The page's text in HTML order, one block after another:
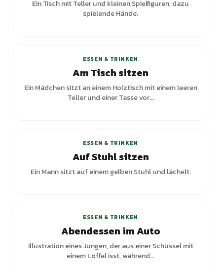
Ein Tisch mit Teller und kleinen Spielfiguren, dazu
spielende Hände.
ESSEN & TRINKEN
Am Tisch sitzen
Ein Mädchen sitzt an einem Holztisch mit einem leeren
Teller und einer Tasse vor...
ESSEN & TRINKEN
Auf Stuhl sitzen
Ein Mann sitzt auf einem gelben Stuhl und lächelt.
ESSEN & TRINKEN
Abendessen im Auto
Illustration eines Jungen, der aus einer Schüssel mit
einem Löffel isst, während...